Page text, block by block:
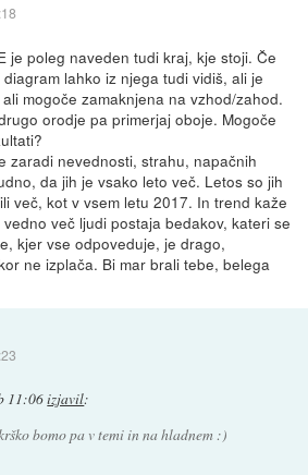
je poleg naveden tudi kraj, kje stoji. Če
lahko iz njega tudi vidiš, ali je
mogoče zamaknjena na vzhod/zahod.
orodje pa primerjaj oboje. Mogoče
zaradi nevednosti, strahu, napačnih
da jih je vsako leto več. Letos so jih
več, kot v vsem letu 2017. In trend kaže
več ljudi postaja bedakov, kateri se
kjer vse odpoveduje, je drago,
ne izplača. Bi mar brali tebe, belega
11:06izjavil:
bomo pa v temi in na hladnem :)